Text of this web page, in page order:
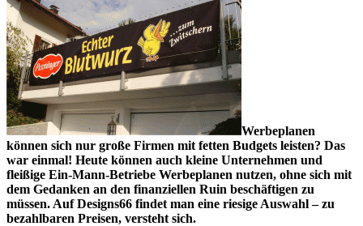
Werbeplanen
können sich nur große Firmen mit fetten Budgets leisten? Das
war einmal! Heute können auch kleine Unternehmen und
fleißige Ein-Mann-Betriebe Werbeplanen nutzen, ohne sich mit
dem Gedanken an den finanziellen Ruin beschäftigen zu
müssen. Auf Designs66 findet man eine riesige Auswahl – zu
bezahlbaren Preisen, versteht sich.